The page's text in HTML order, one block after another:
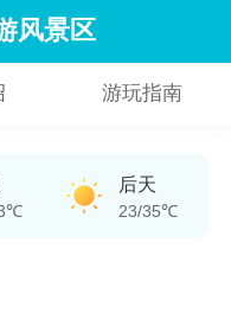
风景区
游玩指南
后天
23/35℃